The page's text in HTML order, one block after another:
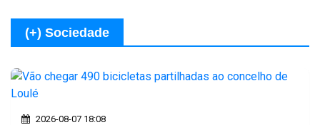
(+) Sociedade
2026-08-07 18:08